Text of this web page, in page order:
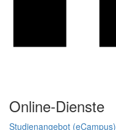
Online-Dienste
Studienangebot (eCampus)